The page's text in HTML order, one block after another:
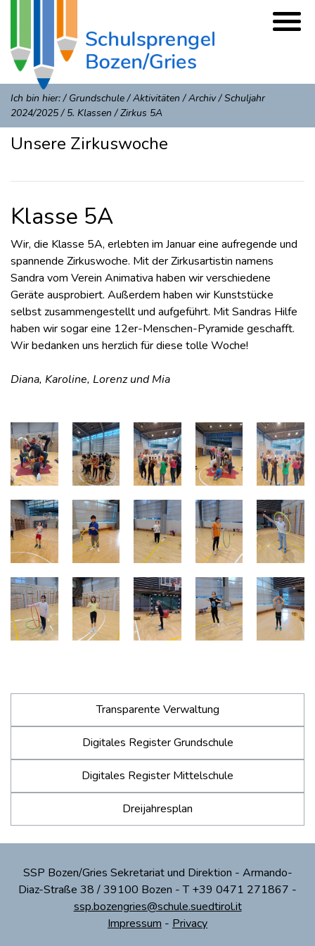
Ich bin hier:/ Grundschule/Aktivitäten /Archiv/Schuljahr
2024/2025/ 5. Klassen /Zirkus 5A
Unsere Zirkuswoche
Klasse 5A
Wir, die Klasse 5A, erlebten im Januar eine aufregende und
spannende Zirkuswoche. Mit der Zirkusartistin namens
Sandra vom Verein Animativa haben wir verschiedene
Geräte ausprobiert. Außerdem haben wir Kunststücke
selbst zusammengestellt und aufgeführt. Mit Sandras Hilfe
haben wir sogar eine 12er-Menschen-Pyramide geschafft.
Wir bedanken uns herzlich für diese tolle Woche!
Diana, Karoline, Lorenz und Mia
Transparente Verwaltung
Digitales Register Grundschule
Digitales Register Mittelschule
Dreijahresplan
SSP Bozen/Gries Sekretariat und Direktion - Armando-
Diaz-Straße 38 / 39100 Bozen - T +39 0471 271867 -
ssp.bozengries@schule.suedtirol.it
Impressum - Privacy